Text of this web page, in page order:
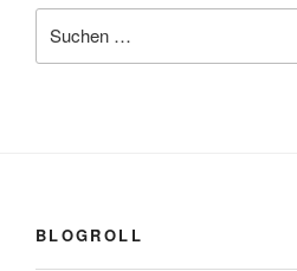
nach:
BLOGROLL